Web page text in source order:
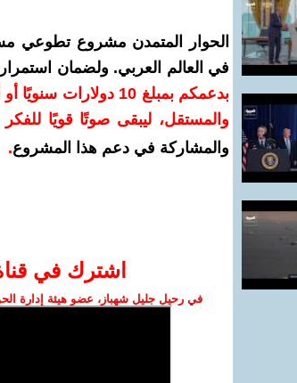
الحوار المتمدن مشروع تطوعي
في العالم العربي. ولضمان
بدعمكم بمبلغ 10
والمستقل، ليبقى صوتًا قويًا
والمشاركة في دعم هذا المشروع.
اشترك في
في رحيل جليل شهباز، عضو هيئة إدارة